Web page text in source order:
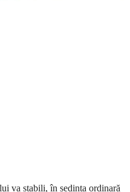
va stabili, în ședința ordinară